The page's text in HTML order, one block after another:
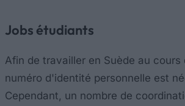
Jobs étudiants
Afin de travailler en Suède au cours
numéro d'identité personnelle est
Cependant, un nombre de